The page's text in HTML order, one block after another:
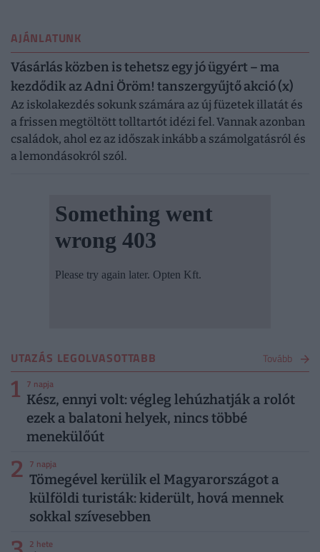
AJÁNLATUNK
Vásárlás közben is tehetsz egy jó ügyért – ma
kezdődik az Adni Öröm! tanszergyűjtő akció (x)
Az iskolakezdés sokunk számára az új füzetek illatát és
a frissen megtöltött tolltartót idézi fel. Vannak azonban
családok, ahol ez az időszak inkább a számolgatásról és
a lemondásokról szól.
UTAZÁS LEGOLVASOTTABB Tovább
1 7 napja
Kész, ennyi volt: végleg lehúzhatják a rolót
ezek a balatoni helyek, nincs többé
menekülőút
2 7 napja
Tömegével kerülik el Magyarországot a
külföldi turisták: kiderült, hová mennek
sokkal szívesebben
2 hete